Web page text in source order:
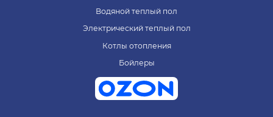
Водяной теплый пол
Электрический теплый пол
Котлы отопления
Бойлеры